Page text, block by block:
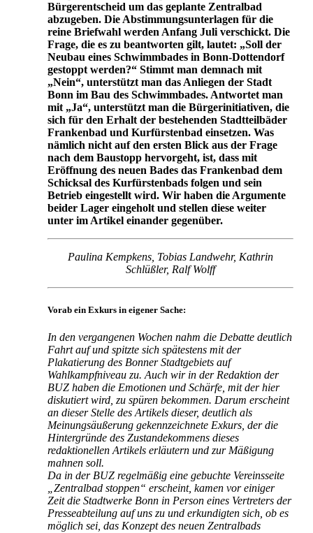
Bürgerentscheid um das geplante Zentralbad
abzugeben. Die Abstimmungsunterlagen für die
reine Briefwahl werden Anfang Juli verschickt. Die
Frage, die es zu beantworten gilt, lautet: „Soll der
Neubau eines Schwimmbades in Bonn-Dottendorf
gestoppt werden?“ Stimmt man demnach mit
„Nein“, unterstützt man das Anliegen der Stadt
Bonn im Bau des Schwimmbades. Antwortet man
mit „Ja“, unterstützt man die Bürgerinitiativen, die
sich für den Erhalt der bestehenden Stadtteilbäder
Frankenbad und Kurfürstenbad einsetzen. Was
nämlich nicht auf den ersten Blick aus der Frage
nach dem Baustopp hervorgeht, ist, dass mit
Eröffnung des neuen Bades das Frankenbad dem
Schicksal des Kurfürstenbads folgen und sein
Betrieb eingestellt wird. Wir haben die Argumente
beider Lager eingeholt und stellen diese weiter
unter im Artikel einander gegenüber.
Paulina Kempkens, Tobias Landwehr, Kathrin
Schlüßler, Ralf Wolff
Vorab ein Exkurs in eigener Sache:
In den vergangenen Wochen nahm die Debatte deutlich
Fahrt auf und spitzte sich spätestens mit der
Plakatierung des Bonner Stadtgebiets auf
Wahlkampfniveau zu. Auch wir in der Redaktion der
BUZ haben die Emotionen und Schärfe, mit der hier
diskutiert wird, zu spüren bekommen. Darum erscheint
an dieser Stelle des Artikels dieser, deutlich als
Meinungsäußerung gekennzeichnete Exkurs, der die
Hintergründe des Zustandekommens dieses
redaktionellen Artikels erläutern und zur Mäßigung
mahnen soll.
Da in der BUZ regelmäßig eine gebuchte Vereinsseite
„Zentralbad stoppen“ erscheint, kamen vor einiger
Zeit die Stadtwerke Bonn in Person eines Vertreters der
Presseabteilung auf uns zu und erkundigten sich, ob es
möglich sei, das Konzept des neuen Zentralbads